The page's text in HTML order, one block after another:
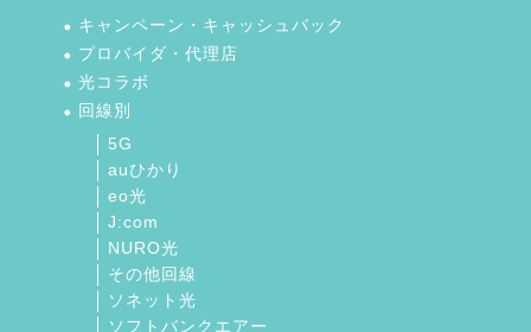
キャンペーン・キャッシュバック
プロバイダ・代理店
光コラボ
回線別
5G
auひかり
eo光
J:com
NURO光
その他回線
ソネット光
ソフトバンクエアー